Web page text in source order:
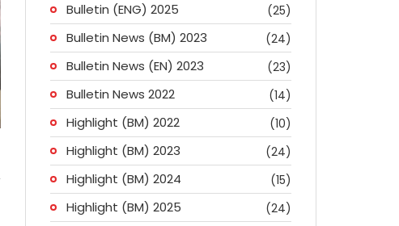
Bulletin (ENG) 2025 (25)
Bulletin News (BM) 2023 (24)
Bulletin News (EN) 2023 (23)
Bulletin News 2022 (14)
Highlight (BM) 2022 (10)
Highlight (BM) 2023 (24)
Highlight (BM) 2024 (15)
Highlight (BM) 2025 (24)